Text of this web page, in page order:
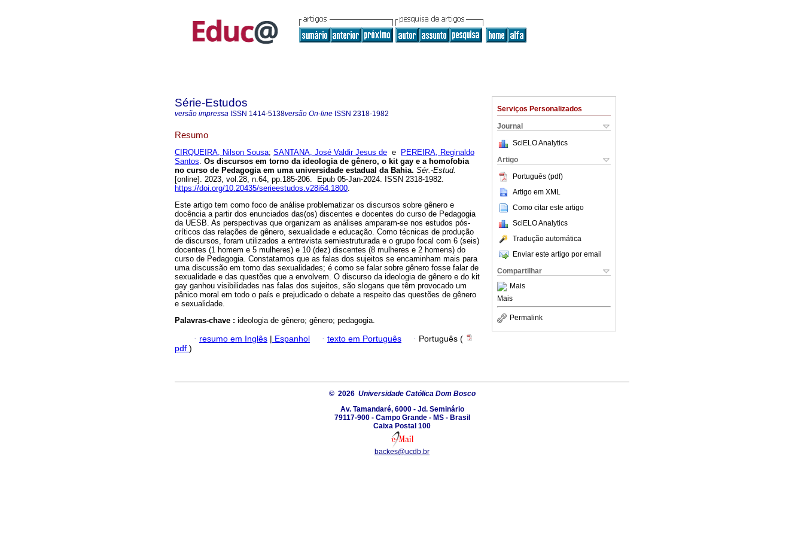
Serviços Personalizados
Journal
SciELO Analytics
Artigo
Português (pdf)
Artigo em XML
Como citar este artigo
SciELO Analytics
Tradução automática
Enviar este artigo por email
Compartilhar
Mais
Mais
Permalink
Série-Estudos
versão impressa ISSN 1414-5138versão On-line ISSN 2318-1982
Resumo
CIRQUEIRA, Nilson Sousa; SANTANA, José Valdir Jesus de e
PEREIRA, Reginaldo
Santos. Os discursos em torno da ideologia de gênero, o kit gay e a homofobia
no curso de Pedagogia em uma universidade estadual da Bahia. Sér.-Estud.
[online]. 2023, vol.28, n.64, pp.185-206. Epub 05-Jan-2024. ISSN 2318-1982.
https://doi.org/10.20435/serieestudos.v28i64.1800.
Este artigo tem como foco de análise problematizar os discursos sobre gênero e
docência a partir dos enunciados das(os) discentes e docentes do curso de Pedagogia
da UESB. As perspectivas que organizam as análises amparam-se nos estudos pós-
críticos das relações de gênero, sexualidade e educação. Como técnicas de produção
de discursos, foram utilizados a entrevista semiestruturada e o grupo focal com 6 (seis)
docentes (1 homem e 5 mulheres) e 10 (dez) discentes (8 mulheres e 2 homens) do
curso de Pedagogia. Constatamos que as falas dos sujeitos se encaminham mais para
uma discussão em torno das sexualidades; é como se falar sobre gênero fosse falar de
sexualidade e das questões que a envolvem. O discurso da ideologia de gênero e do kit
gay ganhou visibilidades nas falas dos sujeitos, são slogans que têm provocado um
pânico moral em todo o país e prejudicado o debate a respeito das questões de gênero
e sexualidade.
Palavras-chave : ideologia de gênero; gênero; pedagogia.
· resumo em Inglês | Espanhol · texto em Português · Português (
pdf )
© 2026 Universidade Católica Dom Bosco
Av. Tamandaré, 6000 - Jd. Seminário
79117-900 - Campo Grande - MS - Brasil
Caixa Postal 100
backes@ucdb.br